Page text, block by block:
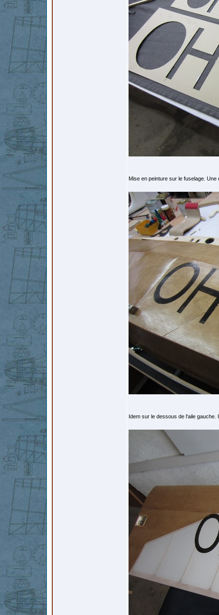
Mise en peinture sur le fuselage.
Idem sur le dessous de l'aile